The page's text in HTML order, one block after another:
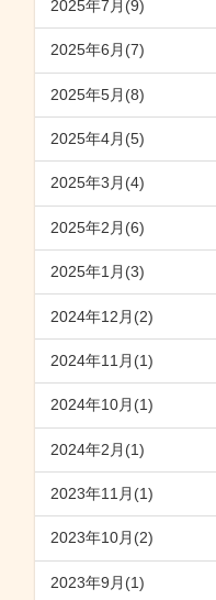
2025年7月(9)
2025年6月(7)
2025年5月(8)
2025年4月(5)
2025年3月(4)
2025年2月(6)
2025年1月(3)
2024年12月(2)
2024年11月(1)
2024年10月(1)
2024年2月(1)
2023年11月(1)
2023年10月(2)
2023年9月(1)